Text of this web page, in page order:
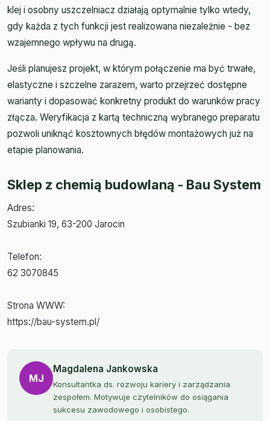
klej i osobny uszczelniacz działają optymalnie tylko wtedy,
gdy każda z tych funkcji jest realizowana niezależnie - bez
wzajemnego wpływu na drugą.
Jeśli planujesz projekt, w którym połączenie ma być trwałe,
elastyczne i szczelne zarazem, warto przejrzeć dostępne
warianty i dopasować konkretny produkt do warunków pracy
złącza. Weryfikacja z kartą techniczną wybranego preparatu
pozwoli uniknąć kosztownych błędów montażowych już na
etapie planowania.
Sklep z chemią budowlaną - Bau System
Adres:
Szubianki 19, 63-200 Jarocin
Telefon:
62 3070845
Strona WWW:
https://bau-system.pl/
MJ
Magdalena Jankowska
Konsultantka ds. rozwoju kariery i zarządzania
zespołem. Motywuje czytelników do osiągania
sukcesu zawodowego i osobistego.